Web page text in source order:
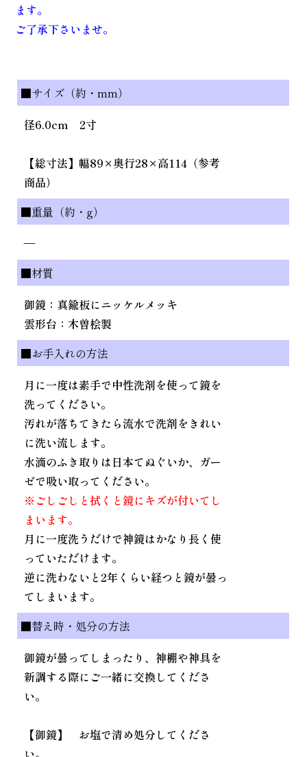
ます。
ご了承下さいませ。
■サイズ（約・mm）
径6.0cm 2寸
【総寸法】幅89×奥行28×高114（参考
商品）
■重量（約・g）
—
■材質
御鏡：真鍮板にニッケルメッキ
雲形台：木曽桧製
■お手入れの方法
月に一度は素手で中性洗剤を使って鏡を
洗ってください。
汚れが落ちてきたら流水で洗剤をきれい
に洗い流します。
水滴のふき取りは日本てぬぐいか、ガー
ゼで吸い取ってください。
※ごしごしと拭くと鏡にキズが付いてし
まいます。
月に一度洗うだけで神鏡はかなり長く使
っていただけます。
逆に洗わないと2年くらい経つと鏡が曇っ
てしまいます。
■替え時・処分の方法
御鏡が曇ってしまったり、神棚や神具を
新調する際にご一緒に交換してくださ
い。
【御鏡】 お塩で清め処分してくださ
い。